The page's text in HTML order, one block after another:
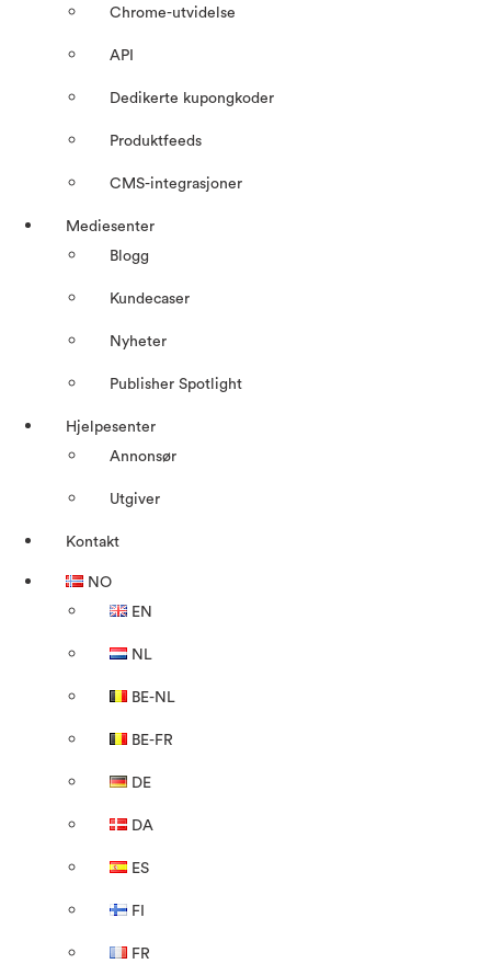
Chrome-utvidelse
API
Dedikerte kupongkoder
Produktfeeds
CMS-integrasjoner
Mediesenter
Blogg
Kundecaser
Nyheter
Publisher Spotlight
Hjelpesenter
Annonsør
Utgiver
Kontakt
NO
EN
NL
BE-NL
BE-FR
DE
DA
ES
FI
FR